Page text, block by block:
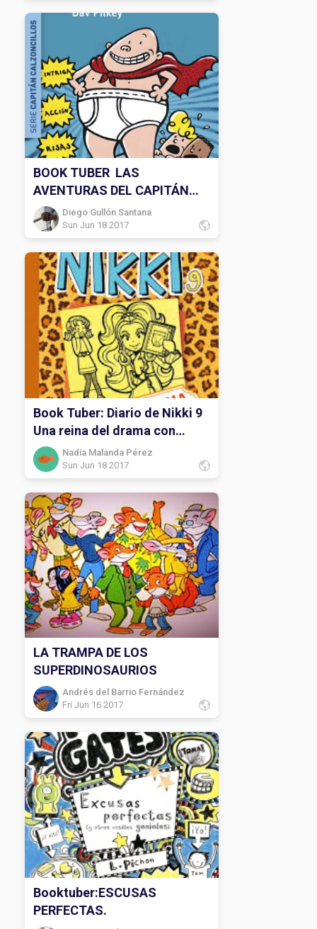
BOOK TUBER LAS
AVENTURAS DEL CAPITÁN
CALZONCILLOS
Diego Gullón Santana
Sun Jun 18 2017
Book Tuber: Diario de Nikki 9
Una reina del drama con
muchos humos.
Nadia Malanda Pérez
Sun Jun 18 2017
LA TRAMPA DE LOS
SUPERDINOSAURIOS
Andrés del Barrio Fernández
Fri Jun 16 2017
Booktuber:ESCUSAS
PERFECTAS.